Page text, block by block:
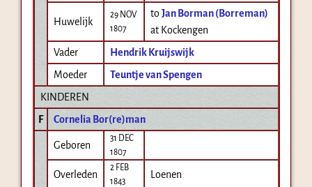
Huwelijk
29 NOV
1807
toJan Borman (Borreman)
at Kockengen
Vader
Hendrik Kruijswijk
Moeder
Teuntje van Spengen
KINDEREN
F
Cornelia Bor(re)man
Geboren
31 DEC
1807
Overleden
2 FEB
1843
Loenen